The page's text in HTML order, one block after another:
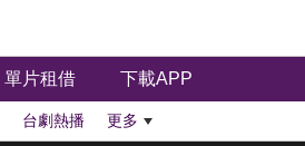
單片租借 下載APP
台劇熱播 更多